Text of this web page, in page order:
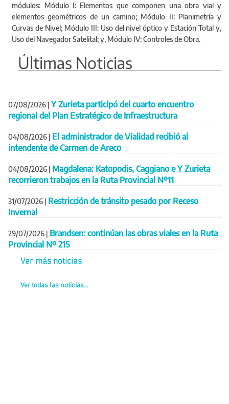
módulos: Módulo I: Elementos que componen una obra vial y
elementos geométricos de un camino; Módulo II: Planimetría y
Curvas de Nivel; Módulo III: Uso del nivel óptico y Estación Total y,
Uso del Navegador Satelital; y, Módulo IV: Controles de Obra.
Últimas Noticias
07/08/2026 | Y Zurieta participó del cuarto encuentro
regional del Plan Estratégico de Infraestructura
04/08/2026 | El administrador de Vialidad recibió al
intendente de Carmen de Areco
04/08/2026 | Magdalena: Katopodis, Caggiano e Y Zurieta
recorrieron trabajos en la Ruta Provincial Nº11
31/07/2026 | Restricción de tránsito pesado por Receso
Invernal
29/07/2026 | Brandsen: continúan las obras viales en la Ruta
Provincial Nº 215
Ver más noticias
Ver todas las noticias...